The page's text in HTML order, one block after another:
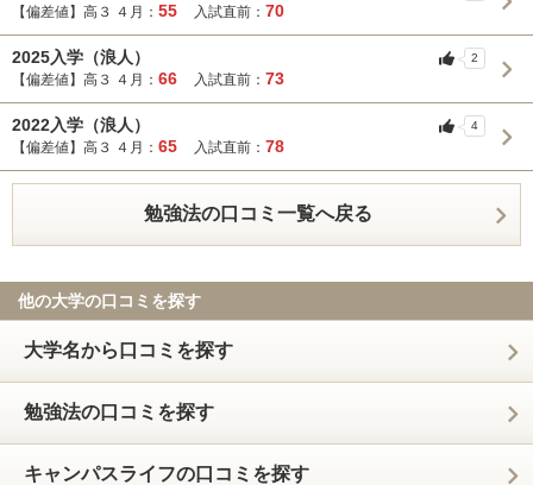
【偏差値】高３ ４月： 55 入試直前： 70
2025入学（浪人）
【偏差値】高３ ４月： 66 入試直前： 73
2
2022入学（浪人）
【偏差値】高３ ４月： 65 入試直前： 78
4
勉強法の口コミ一覧へ戻る
他の大学の口コミを探す
大学名から口コミを探す
勉強法の口コミを探す
キャンパスライフの口コミを探す